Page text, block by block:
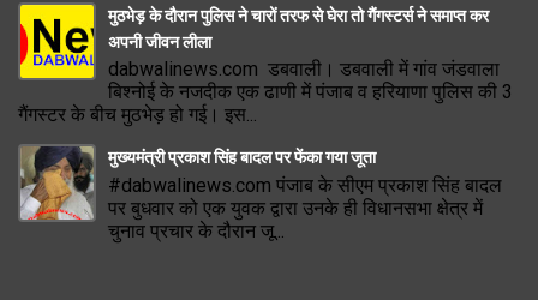
मुठभेड़ के दौरान पुलिस ने चारों तरफ से घेरा तो गैंगस्टर्स ने समाप्त कर
अपनी जीवन लीला
dabwalinews.com डबवाली। डबवाली में गांव जंडवाला
बिश्नोई के नजदीक एक ढाणी में पंजाब व हरियाणा पुलिस की 3
गैंगस्टर के बीच मुठभेड़ हो गई। इस...
मुख्यमंत्री प्रकाश सिंह बादल पर फेंका गया जूता
#dabwalinews.com पंजाब के सीएम प्रकाश सिंह बादल
पर बुधवार को एक युवक द्वारा उनके ही विधानसभा क्षेत्र में
चुनाव प्रचार के दौरान जू...